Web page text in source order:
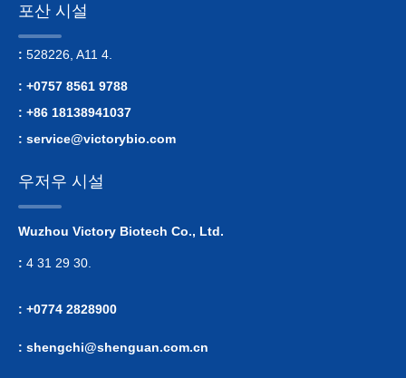
포산 시설
: 528226, A11 4.
: +0757 8561 9788
: +86 18138941037
: service@victorybio.com
우저우 시설
Wuzhou Victory Biotech Co., Ltd.
: 4 31 29 30.
: +0774 2828900
: shengchi@shenguan.com.cn